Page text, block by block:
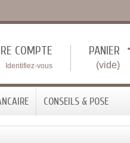
PANIER
(vide)
COMPTE
Identifiez-vous
CONSEILS & POSE